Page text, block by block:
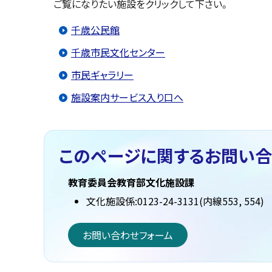
ご覧になりたい施設をクリックして下さい。
千歳公民館
千歳市民文化センター
市民ギャラリー
施設案内サービス入り口へ
このページに関するお問い
教育委員会教育部文化施設課
文化施設係:0123-24-3131(内線553, 554)
お問い合わせフォーム